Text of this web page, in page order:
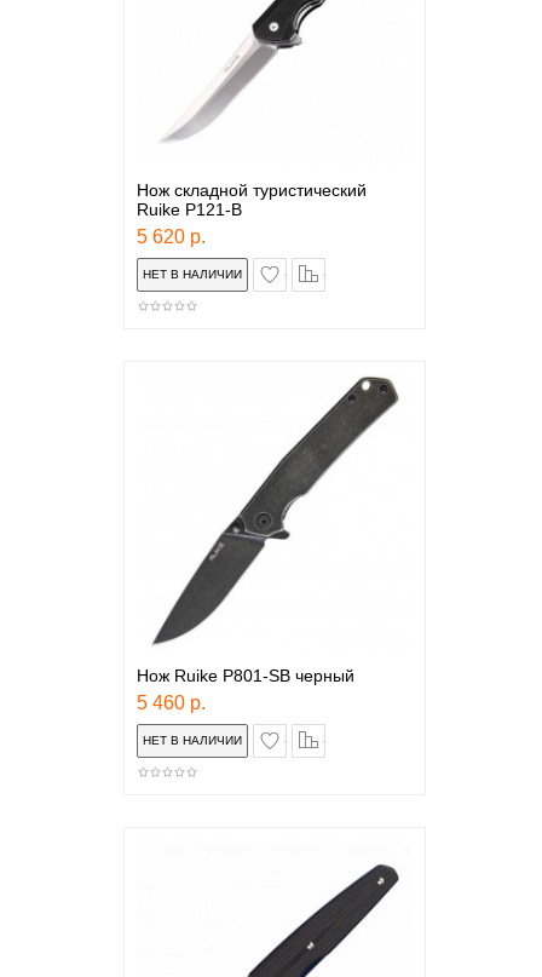
Нож складной туристический
Ruike P121-B
5 620 р.
в закладки
Нож Ruike P801-SB черный
5 460 р.
в закладки